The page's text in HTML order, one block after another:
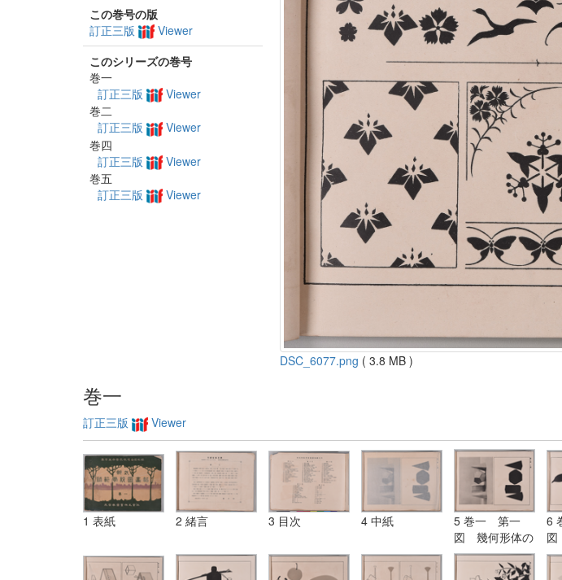
この巻号の版
訂正三版
Viewer
このシリーズの巻号
巻一
訂正三版
Viewer
巻二
訂正三版
Viewer
巻四
訂正三版
Viewer
巻五
訂正三版
Viewer
DSC_6077.png ( 3.8 MB )
巻一
訂正三版 Viewer
1 表紙 2 緒言 3 目次 4 中紙
5 巻一 第一
図 幾何形体の
平塗画
6
画